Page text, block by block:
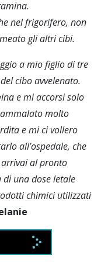
nel frigorifero, non
gli altri cibi.
a mio figlio di tre
cibo avvelenato.
e mi accorsi solo
molto
e mi ci vollero
all’ospedale, che
al pronto
di una dose letale
chimici utilizzati